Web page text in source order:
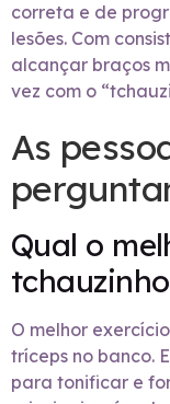
correta e de
lesões. Com
alcançar braços
vez com o
As
Qual o
O melhor
tríceps no banco.
para tonificar e